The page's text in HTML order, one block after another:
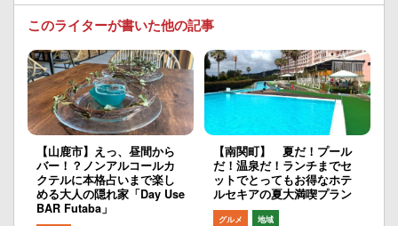
このライターが書いた他の記事
【山鹿市】えっ、昼間から
バー！？ノンアルコールカ
クテルに本格占いまで楽し
める大人の隠れ家「Day Use
BAR Futaba」
【南関町】 夏だ！プール
だ！温泉だ！ランチまでセ
ットでとってもお得なホテ
ルセキアの夏大満喫プラン
グルメ 地域